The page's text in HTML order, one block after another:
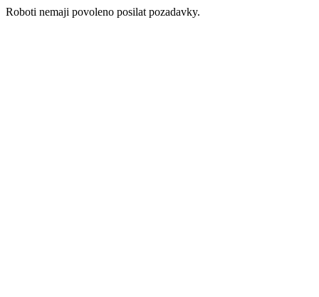
Roboti nemaji povoleno posilat pozadavky.